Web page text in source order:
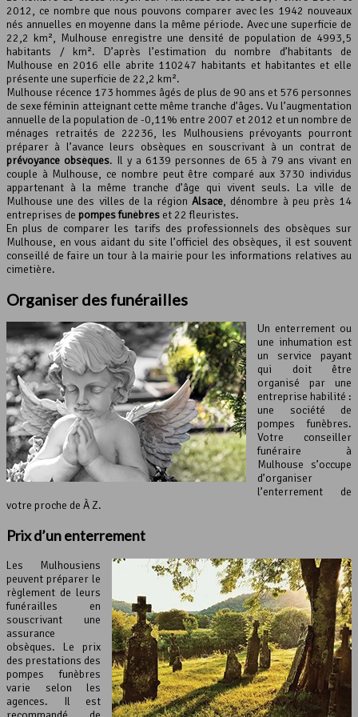
Leaflet, ©OpenStreetMapcontributeurs
2012, ce nombre que nous pouvons comparer avec les 1942 nouveaux
nés annuelles en moyenne dans la même période. Avec une superficie de
22,2 km², Mulhouse enregistre une densité de population de 4993,5
habitants / km². D’après l’estimation du nombre d’habitants de
Mulhouse en 2016 elle abrite 110247 habitants et habitantes et elle
présente une superficie de 22,2 km².
Mulhouse récence 173 hommes âgés de plus de 90 ans et 576 personnes
de sexe féminin atteignant cette même tranche d’âges. Vu l’augmentation
annuelle de la population de -0,11% entre 2007 et 2012 et un nombre de
ménages retraités de 22236, les Mulhousiens prévoyants pourront
préparer à l’avance leurs obsèques en souscrivant à un contrat de
prévoyance obsèques. Il y a 6139 personnes de 65 à 79 ans vivant en
couple à Mulhouse, ce nombre peut être comparé aux 3730 individus
appartenant à la même tranche d’âge qui vivent seuls. La ville de
Mulhouse une des villes de la régionAlsace, dénombre à peu près 14
entreprises de pompes funèbres et 22 fleuristes.
En plus de comparer les tarifs des professionnels des obsèques sur
Mulhouse, en vous aidant du site l’officiel des obsèques, il est souvent
conseillé de faire un tour à la mairie pour les informations relatives au
cimetière.
Organiser des funérailles
Un enterrement ou
une inhumation est
un service payant
qui doit être
organisé par une
entreprise habilité :
une société de
pompes funèbres.
Votre conseiller
funéraire à
Mulhouse s’occupe
d’organiser
l’enterrement de
votre proche de À Z.
Prix d’un enterrement
Les Mulhousiens
peuvent préparer le
règlement de leurs
funérailles en
souscrivant une
assurance
obsèques. Le prix
des prestations des
pompes funèbres
varie selon les
agences. Il est